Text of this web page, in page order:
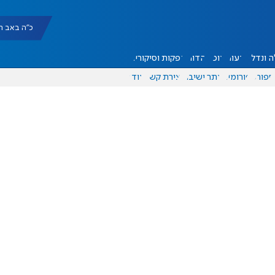
כ"ה באב תשפ"ו
ונדל"ן דעות אוכל יהדות הפקות וסיקורים
ספורט פורומים אתר ישיבה יצירת קשר עוד